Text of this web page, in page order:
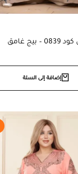
بيج غامق
إضافة إلى السلة